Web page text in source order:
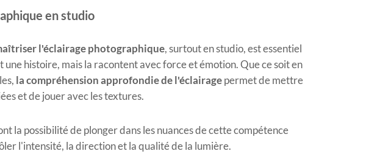
en studio
l'éclairage photographique, surtout en studio, est essentiel
histoire, mais la racontent avec force et émotion. Que ce soit en
la compréhension approfondie de l'éclairagepermet de mettre
et de jouer avec les textures.
la possibilité de plonger dans les nuances de cette compétence
l'intensité, la direction et la qualité de la lumière.